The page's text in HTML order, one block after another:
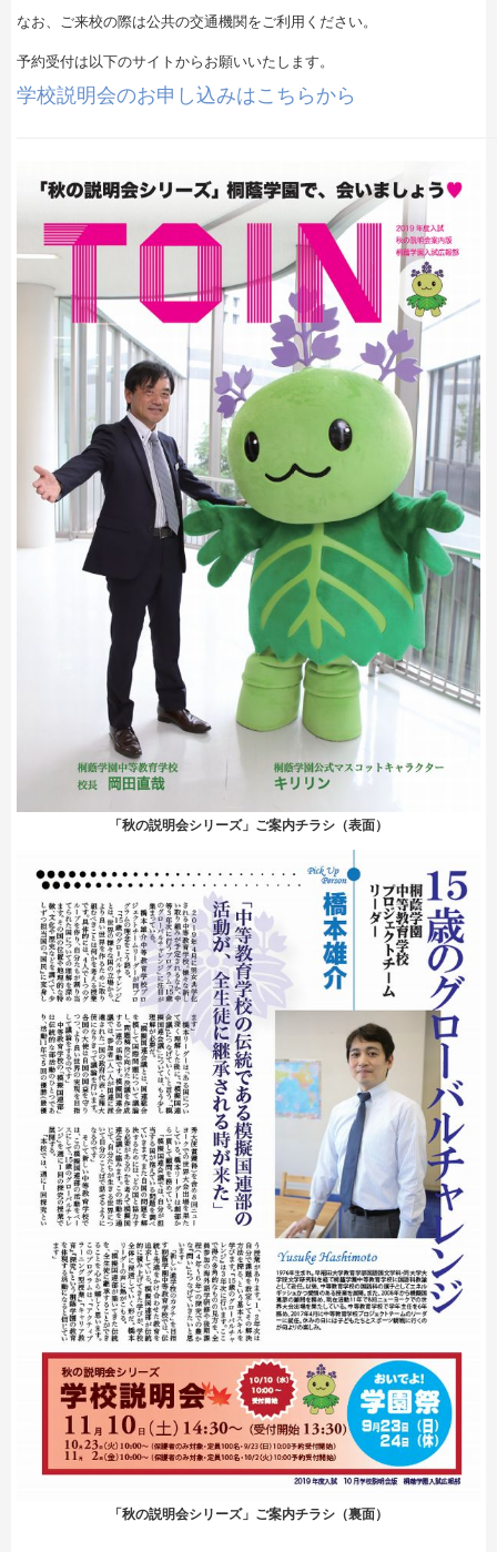
なお、ご来校の際は公共の交通機関をご利用ください。
予約受付は以下のサイトからお願いいたします。
学校説明会のお申し込みはこちらから
「秋の説明会シリーズ」ご案内チラシ（表面）
「秋の説明会シリーズ」ご案内チラシ（裏面）